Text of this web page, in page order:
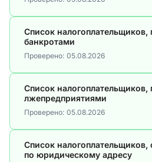
Список налогоплательщиков,
банкротами
Проверено: 05.08.2026
Список налогоплательщиков,
лжепредприятиями
Проверено: 05.08.2026
Список налогоплательщиков,
по юридическому адресу